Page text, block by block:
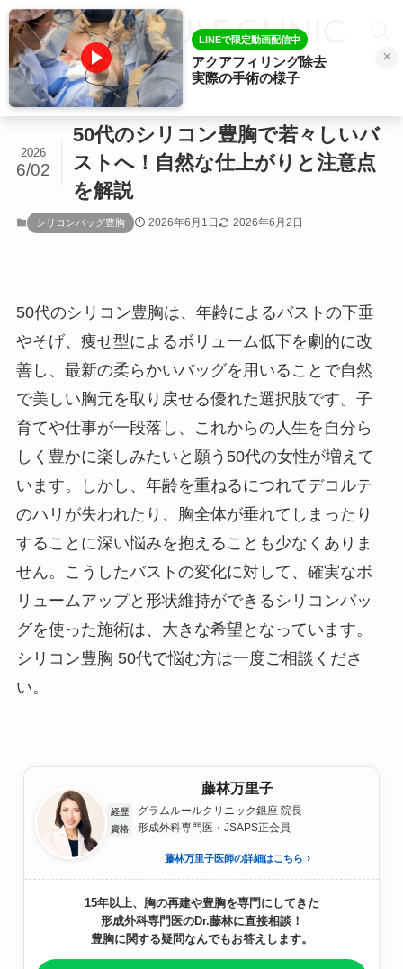
ホーム シリコンバッグ豊胸
50代のシリコン豊胸で若々しいバ
ストへ！自然な仕上がりと注意点
を解説
2026
6/02
シリコンバッグ豊胸 2026年6月1日 2026年6月2日
50代のシリコン豊胸は、年齢によるバストの下垂
やそげ、痩せ型によるボリューム低下を劇的に改
善し、最新の柔らかいバッグを用いることで自然
で美しい胸元を取り戻せる優れた選択肢です。子
育てや仕事が一段落し、これからの人生を自分ら
しく豊かに楽しみたいと願う50代の女性が増えて
います。しかし、年齢を重ねるにつれてデコルテ
のハリが失われたり、胸全体が垂れてしまったり
することに深い悩みを抱えることも少なくありま
せん。こうしたバストの変化に対して、確実なボ
リュームアップと形状維持ができるシリコンバッ
グを使った施術は、大きな希望となっています。
シリコン豊胸 50代で悩む方は一度ご相談くださ
い。
藤林万里子
経歴 グラムルールクリニック銀座 院長
資格 形成外科専門医・JSAPS正会員
藤林万里子医師の詳細はこちら
15年以上、胸の再建や豊胸を専門にしてきた
形成外科専門医のDr.藤林に直接相談！
豊胸に関する疑問なんでもお答えします。
×
LINEで限定動画配信中
アクアフィリング除去
実際の手術の様子